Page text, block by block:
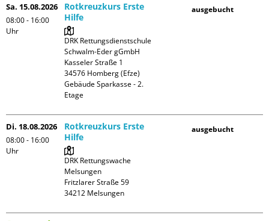
Sa. 15.08.2026
08:00 - 16:00
Uhr
Rotkreuzkurs Erste
Hilfe
DRK Rettungsdienstschule
Schwalm-Eder gGmbH
Kasseler Straße 1
34576 Homberg (Efze)
Gebäude Sparkasse - 2.
Etage
ausgebucht
Di. 18.08.2026
08:00 - 16:00
Uhr
Rotkreuzkurs Erste
Hilfe
DRK Rettungswache
Melsungen
Fritzlarer Straße 59
ausgebucht